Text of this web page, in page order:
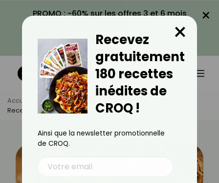
PROMO : -60% sur les offres 3 et 6 mois
VOIR LA PROMO
×
Accueil Actus
Recettes
Recette De Quiche Thon Et Tomate
Recevez
gratuitement
180 recettes
inédites de
CROQ !
×
Ainsi que la newsletter promotionnelle
de CROQ.